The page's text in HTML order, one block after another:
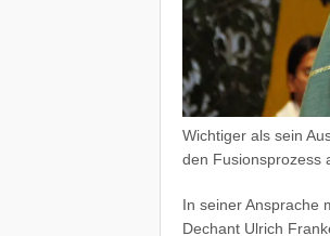
Wichtiger als sein
den Fusionsprozess
In seiner Ansprache
Dechant Ulrich